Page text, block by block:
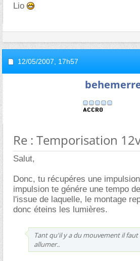
Lio
12/05/2007, 17h57
Re : Temporisation
Salut,
Donc, tu récupéres une
impulsion te génére une tempo
l'issue de laquelle, le montage
donc éteins les lumières.
Tant qu'il y a du mouvement il faut
allumer..